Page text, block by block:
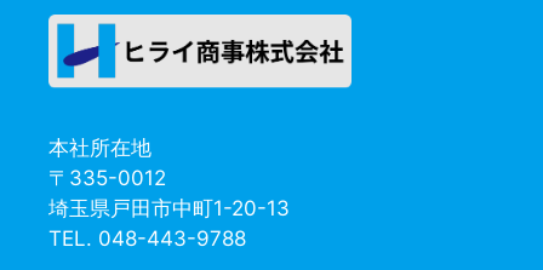
本社所在地
〒335-0012
埼玉県戸田市中町1-20-13
TEL. 048-443-9788